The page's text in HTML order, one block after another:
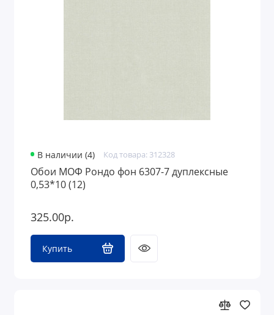
В наличии (4) Код товара: 312328
Обои МОФ Рондо фон 6307-7 дуплексные
0,53*10 (12)
325.00р.
Купить